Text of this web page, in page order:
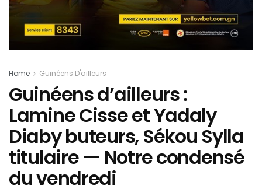
Home Guinéens D'ailleurs
Guinéens d’ailleurs :
Lamine Cisse et Yadaly
Diaby buteurs, Sékou Sylla
titulaire — Notre condensé
du vendredi